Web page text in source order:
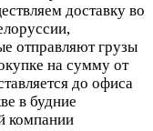
доставку во
отправляют грузы
на сумму от
до офиса
в будние
компании